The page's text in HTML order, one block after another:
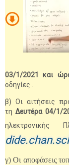
03/1/2021 και
οδηγίες .
β) Οι αιτήσεις
τηΔευτέρα 04/1/
ηλεκτρονικής
γ) Οι αποφάσεις